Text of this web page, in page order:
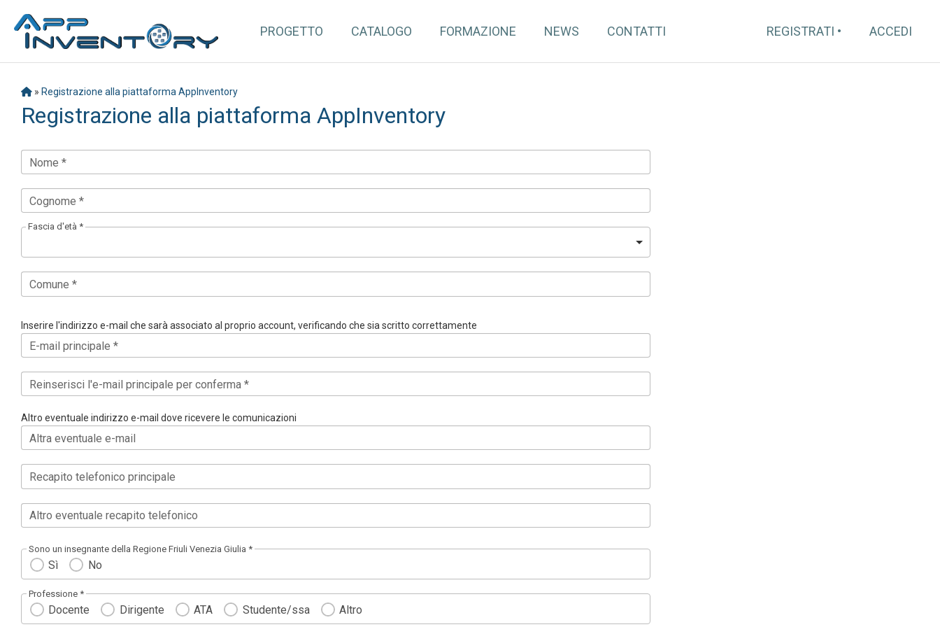
PROGETTO CATALOGO FORMAZIONE NEWS CONTATTI REGISTRATI ACCEDI
» Registrazione alla piattaforma AppInventory
Registrazione alla piattaforma AppInventory
Nome *
Cognome *
Fascia d'età *
Comune *
Inserire l'indirizzo e-mail che sarà associato al proprio account, verificando che sia scritto correttamente
E-mail principale *
Reinserisci l'e-mail principale per conferma *
Altro eventuale indirizzo e-mail dove ricevere le comunicazioni
Altra eventuale e-mail
Recapito telefonico principale
Altro eventuale recapito telefonico
Sono un insegnante della Regione Friuli Venezia Giulia *
Sì No
Professione *
Docente Dirigente ATA Studente/ssa Altro